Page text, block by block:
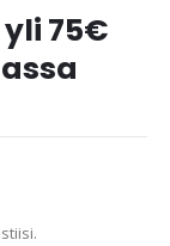
yli 75€